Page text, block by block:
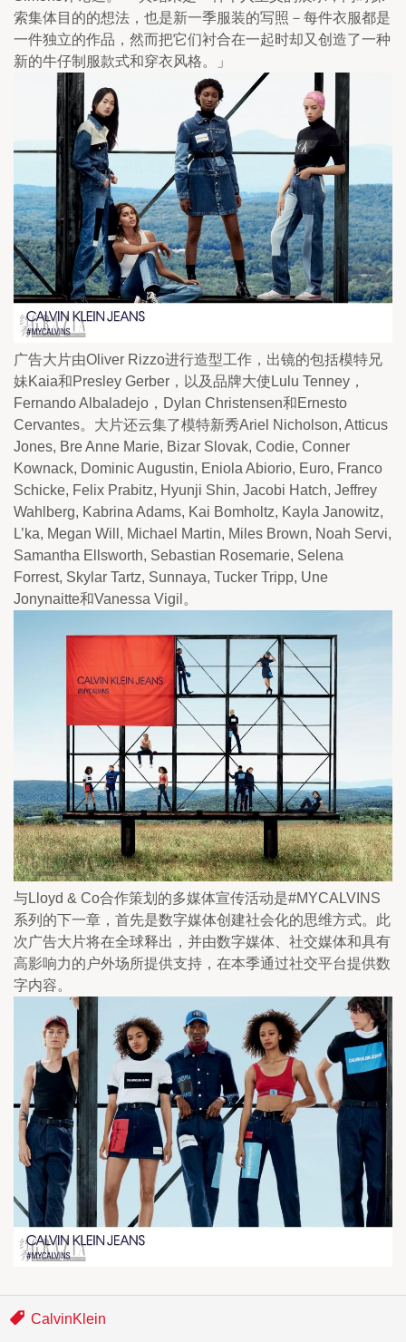
索集体目的的想法，也是新一季服装的写照－每件衣服都是
一件独立的作品，然而把它们衬合在一起时却又创造了一种
新的牛仔制服款式和穿衣风格。」
广告大片由Oliver Rizzo进行造型工作，出镜的包括模特兄
妹Kaia和Presley Gerber，以及品牌大使Lulu Tenney，
Fernando Albaladejo，Dylan Christensen和Ernesto
Cervantes。大片还云集了模特新秀Ariel Nicholson, Atticus
Jones, Bre Anne Marie, Bizar Slovak, Codie, Conner
Kownack, Dominic Augustin, Eniola Abiorio, Euro, Franco
Schicke, Felix Prabitz, Hyunji Shin, Jacobi Hatch, Jeffrey
Wahlberg, Kabrina Adams, Kai Bomholtz, Kayla Janowitz,
L’ka, Megan Will, Michael Martin, Miles Brown, Noah Servi,
Samantha Ellsworth, Sebastian Rosemarie, Selena
Forrest, Skylar Tartz, Sunnaya, Tucker Tripp, Une
Jonynaitte和Vanessa Vigil。
与Lloyd & Co合作策划的多媒体宣传活动是#MYCALVINS
系列的下一章，首先是数字媒体创建社会化的思维方式。此
次广告大片将在全球释出，并由数字媒体、社交媒体和具有
高影响力的户外场所提供支持，在本季通过社交平台提供数
字内容。
CalvinKlein